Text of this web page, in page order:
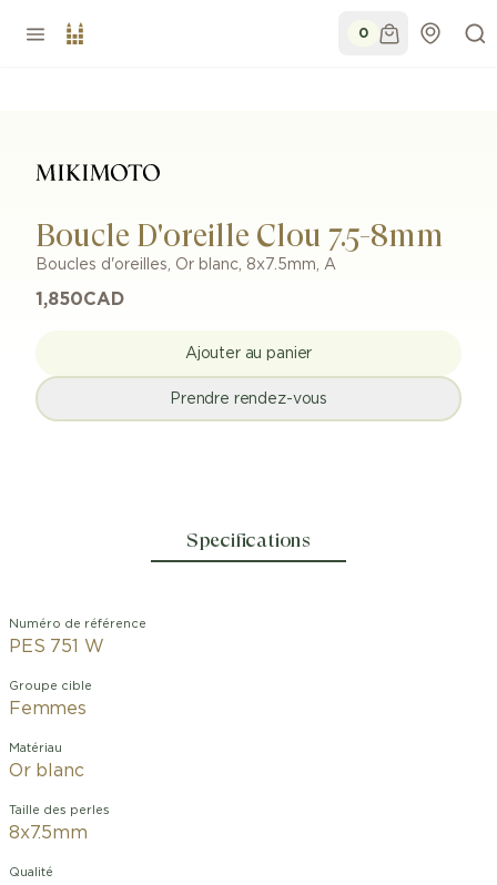
0
Boucle D'oreille Clou 7.5-8mm
Boucles d'oreilles, Or blanc, 8x7.5mm, A
1,850CAD
Ajouter au panier
Prendre rendez-vous
Specifications
Numéro de référence
PES 751 W
Groupe cible
Femmes
Matériau
Or blanc
Taille des perles
8x7.5mm
Qualité